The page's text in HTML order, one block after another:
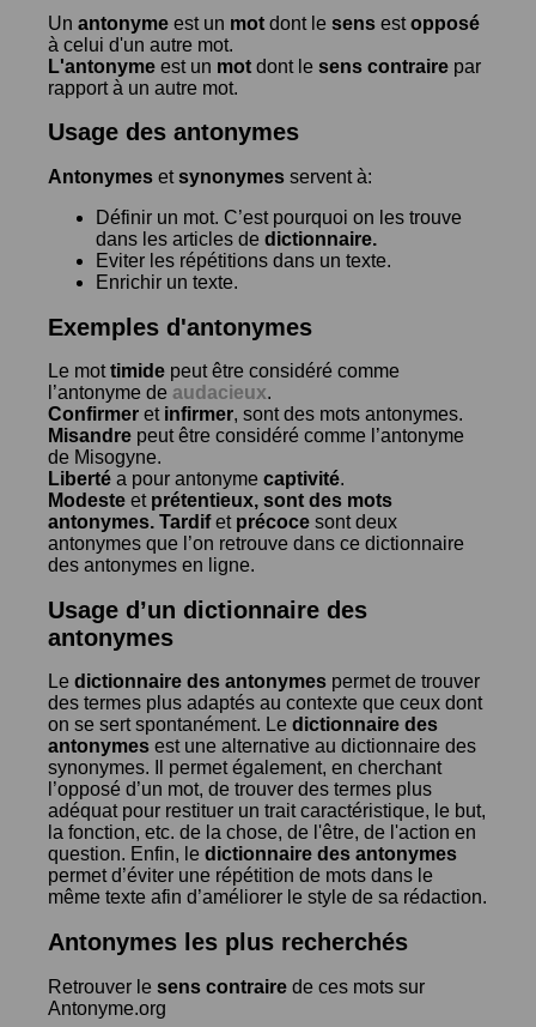
Un antonyme est un mot dont le sens estopposé
à celui d'un autre mot.
L'antonyme est un mot dont le sens contraire par
rapport à un autre mot.
Usage des antonymes
Antonymes etsynonymes servent à:
Définir un mot. C’est pourquoi on les trouve
dans les articles de dictionnaire.
Eviter les répétitions dans un texte.
Enrichir un texte.
Exemples d'antonymes
Le mottimide peut être considéré comme
l’antonyme de audacieux.
Confirmer et infirmer, sont des mots antonymes.
Misandre peut être considéré comme l’antonyme
de Misogyne.
Liberté a pour antonyme captivité.
Modeste et prétentieux, sont des mots
antonymes. Tardifet précoce sont deux
antonymes que l’on retrouve dans ce dictionnaire
des antonymes en ligne.
Usage d’un dictionnaire des
antonymes
Le dictionnaire des antonymes permet de trouver
des termes plus adaptés au contexte que ceux dont
on se sert spontanément. Le dictionnaire des
antonymes est une alternative au dictionnaire des
synonymes. Il permet également, en cherchant
l’opposé d’un mot, de trouver des termes plus
adéquat pour restituer un trait caractéristique, le but,
la fonction, etc. de la chose, de l'être, de l'action en
question. Enfin, le dictionnaire des antonymes
permet d’éviter une répétition de mots dans le
même texte afin d’améliorer le style de sa rédaction.
Antonymes les plus recherchés
Retrouver le sens contraire de ces mots sur
Antonyme.org